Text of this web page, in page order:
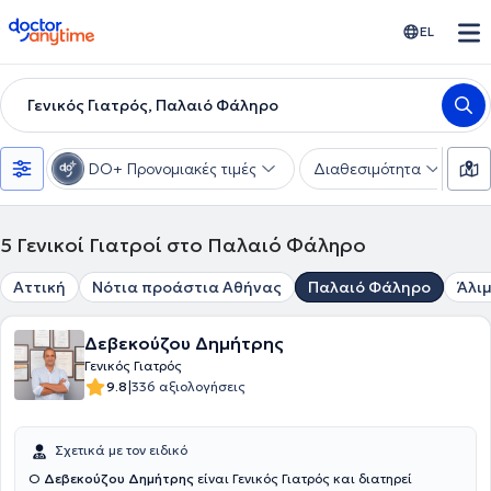
doctoranytime EL
Γενικός Γιατρός, Παλαιό Φάληρο
DO+ Προνομιακές τιμές Διαθεσιμότητα
5 Γενικοί Γιατροί στο Παλαιό Φάληρο
Αττική Νότια προάστια Αθήνας Παλαιό Φάληρο
Δεβεκούζου Δημήτρης
Γενικός Γιατρός
9.8|336 αξιολογήσεις
Σχετικά με τον ειδικό
Ο Δεβεκούζου Δημήτρης είναι Γενικός Γιατρός και διατηρεί